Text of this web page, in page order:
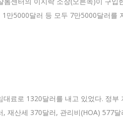
만5000달러 등 모두 7만5000달러를
료로 1320달러를 내고 있었다. 정부
재산세 370달러, 관리비(HOA) 577